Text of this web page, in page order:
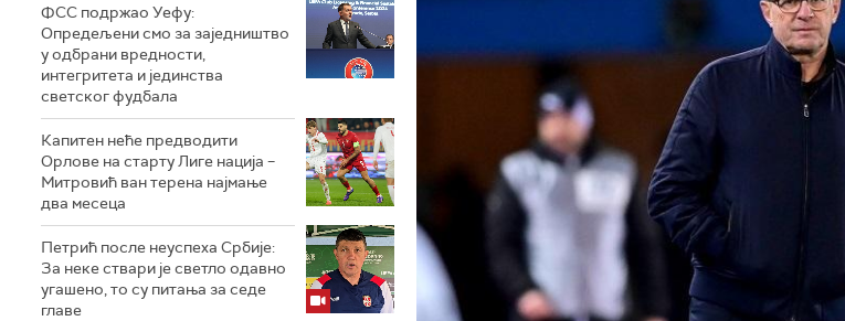
ФСС подржао Уефу:
Опредељени смо за заједништво
у одбрани вредности,
интегритета и јединства
светског фудбала
Капитен неће предводити
Орлове на старту Лиге нација –
Митровић ван терена најмање
два месеца
Петрић после неуспеха Србије:
За неке ствари је светло одавно
угашено, то су питања за седе
главе